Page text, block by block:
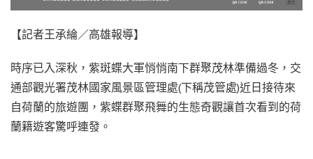
【記者王承綸／高雄報導】
時序已入深秋，紫斑蝶大軍悄悄南下群聚茂林準備過冬，交
通部觀光署茂林國家風景區管理處(下稱茂管處)近日接待來
自荷蘭的旅遊團，紫蝶群聚飛舞的生態奇觀讓首次看到的荷
蘭籍遊客驚呼連發。